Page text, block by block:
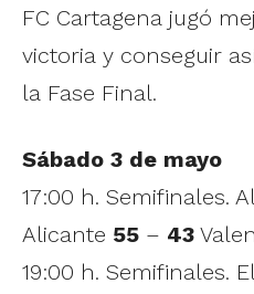
FC Cartagena jugó
victoria y conseguir
la Fase Final.
Sábado 3 de mayo
17:00 h. Semifinales.
Alicante 55 – 43
19:00 h. Semifinales.